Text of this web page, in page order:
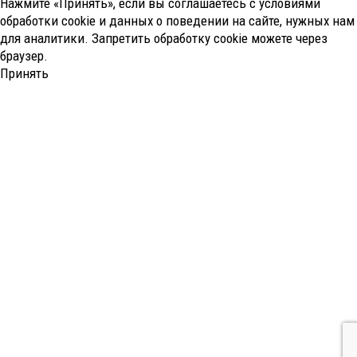
обработки cookie и данных о поведении на сайте, нужных нам
для аналитики. Запретить обработку cookie можете через
браузер.
Принять